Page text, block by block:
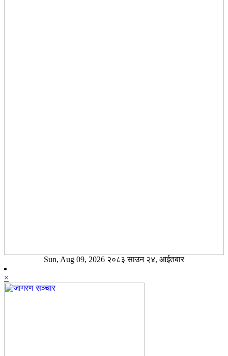
Sun, Aug 09, 2026 २०८३ साउन २४, आईतबार
×